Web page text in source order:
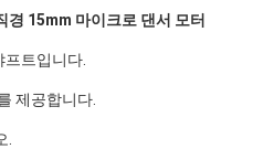
경 15mm 마이크로 댄서 모터
트입니다.
제공합니다.